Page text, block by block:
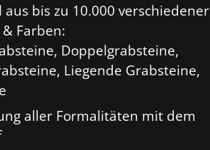
aus bis zu 10.000 verschiedener
Farben:
Doppelgrabsteine,
Liegende Grabsteine,
aller Formalitäten mit dem